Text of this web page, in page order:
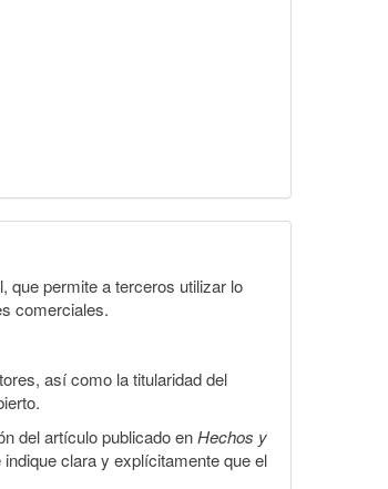
que permite a terceros utilizar lo
comerciales.
así como la titularidad del
del artículo publicado enHechos y
clara y explícitamente que el